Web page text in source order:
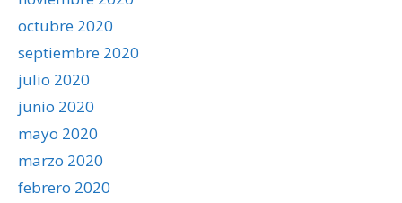
octubre 2020
septiembre 2020
julio 2020
junio 2020
mayo 2020
marzo 2020
febrero 2020